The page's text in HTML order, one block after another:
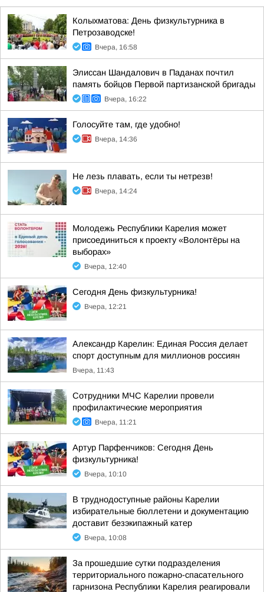
Колыхматова: День физкультурника в
Петрозаводске!
Вчера, 16:58
Элиссан Шандалович в Паданах почтил
память бойцов Первой партизанской бригады
Вчера, 16:22
Голосуйте там, где удобно!
Вчера, 14:36
Не лезь плавать, если ты нетрезв!
Вчера, 14:24
Молодежь Республики Карелия может
присоединиться к проекту «Волонтёры на
выборах»
Вчера, 12:40
Сегодня День физкультурника!
Вчера, 12:21
Александр Карелин: Единая Россия делает
спорт доступным для миллионов россиян
Вчера, 11:43
Сотрудники МЧС Карелии провели
профилактические мероприятия
Вчера, 11:21
Артур Парфенчиков: Сегодня День
физкультурника!
Вчера, 10:10
В труднодоступные районы Карелии
избирательные бюллетени и документацию
доставит безэкипажный катер
Вчера, 10:08
За прошедшие сутки подразделения
территориального пожарно-спасательного
гарнизона Республики Карелия реагировали